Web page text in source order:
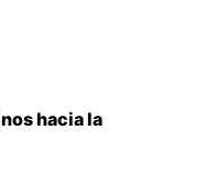
hacia la